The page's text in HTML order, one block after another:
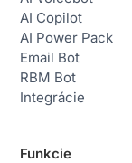
AI Copilot
AI Power Pack
Email Bot
RBM Bot
Integrácie
Funkcie